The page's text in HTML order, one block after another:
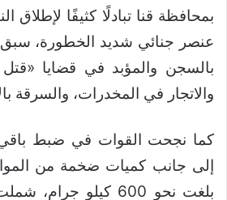
بمحافظة قنا تبادلًا كثيفًا
عنصر جنائي شديد الخطورة، سبق
بالسجن والمؤبد في قضايا
والاتجار في المخدرات، والسرقة
كما نجحت القوات في ضبط باقي
إلى جانب كميات ضخمة من
بلغت نحو 600 كيلو